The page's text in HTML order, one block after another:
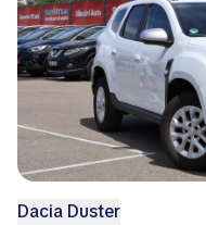
Dacia Duster